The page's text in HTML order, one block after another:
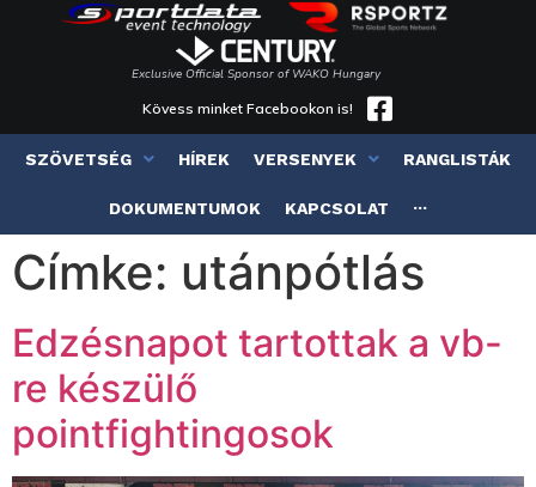
Exclusive Official Sponsor of WAKO Hungary
Kövess minket Facebookon is!
SZÖVETSÉG HÍREK VERSENYEK RANGLISTÁK
DOKUMENTUMOK KAPCSOLAT ···
Címke: utánpótlás
Edzésnapot tartottak a vb-
re készülő
pointfightingosok